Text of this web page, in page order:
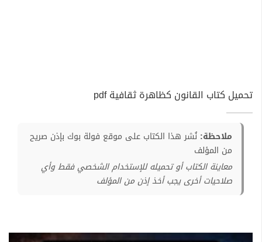
تحميل كتاب القانون كظاهرة ثقافية pdf
ملاحظة: نُشر هذا الكتاب على موقع فولة بوك بإذن صريح
من المؤلف
معاينة الكتاب أو تحميله للإستخدام الشخصي فقط وأي
صلاحيات أخرى يجب أخذ إذن من المؤلف